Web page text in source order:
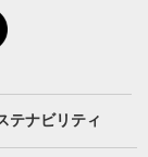
テナビリティ